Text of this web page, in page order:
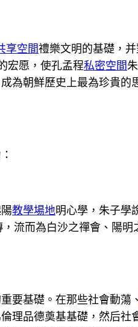
享空間禮樂文明的基礎，
宏愿，使孔孟程私密空間
為朝鮮歷史上最為珍貴
教學場地明心學，朱子學
流而為白沙之禪會、陽
要基礎。在那些社會動蕩
理品德奠基基礎，然后社